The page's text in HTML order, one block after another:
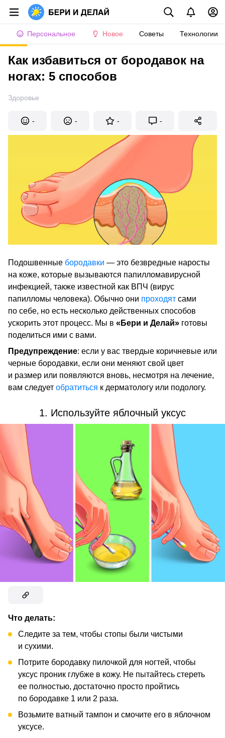
Персональное Новое Советы Технологии
Как избавиться от бородавок на
ногах: 5 способов
Здоровье
- - - -
Подошвенные бородавки — это безвредные наросты
на коже, которые вызываются папилломавирусной
инфекцией, также известной как ВПЧ (вирус
папилломы человека). Обычно они проходят сами
по себе, но есть несколько действенных способов
ускорить этот процесс. Мы в «Бери и Делай» готовы
поделиться ими с вами.
Предупреждение: если у вас твердые коричневые или
черные бородавки, если они меняют свой цвет
и размер или появляются вновь, несмотря на лечение,
вам следует обратиться к дерматологу или подологу.
1. Используйте яблочный уксус
Что делать:
Следите за тем, чтобы стопы были чистыми
и сухими.
Потрите бородавку пилочкой для ногтей, чтобы
уксус проник глубже в кожу. Не пытайтесь стереть
ее полностью, достаточно просто пройтись
по бородавке 1 или 2 раза.
Возьмите ватный тампон и смочите его в яблочном
уксусе.